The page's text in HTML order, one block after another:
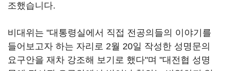
조했습니다.
비대위는 "대통령실에서 직접 전공의들의 이야기를
들어보고자 하는 자리로 2월 20일 작성한 성명문의
요구안을 재차 강조해 보기로 했다"며 "대전협 성명